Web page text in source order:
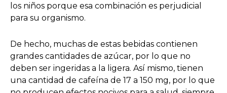
los niños porque esa combinación es perjudicial
para su organismo.
De hecho, muchas de estas bebidas contienen
grandes cantidades de azúcar, por lo que no
deben ser ingeridas a la ligera. Así mismo, tienen
una cantidad de cafeína de 17 a 150 mg, por lo que